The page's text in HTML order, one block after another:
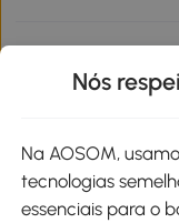
Métodos de
Nós
Na AOSOM,
tecnologias
essenciais para o